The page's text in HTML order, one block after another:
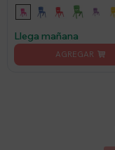
Llega mañana